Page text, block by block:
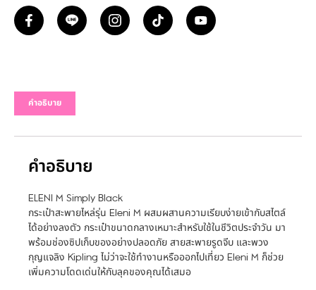
คำอธิบาย
คำอธิบาย
ELENI M Simply Black
กระเป๋าสะพายไหล่รุ่น Eleni M ผสมผสานความเรียบง่ายเข้ากับสไตล์
ได้อย่างลงตัว กระเป๋าขนาดกลางเหมาะสำหรับใช้ในชีวิตประจำวัน มา
พร้อมช่องซิปเก็บของอย่างปลอดภัย สายสะพายรูดจีบ และพวง
กุญแจลิง Kipling ไม่ว่าจะใช้ทำงานหรือออกไปเที่ยว Eleni M ก็ช่วย
เพิ่มความโดดเด่นให้กับลุคของคุณได้เสมอ